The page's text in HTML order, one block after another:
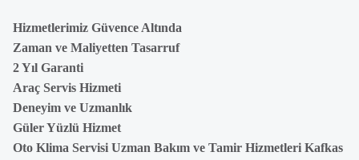
Hizmetlerimiz Güvence Altında
Zaman ve Maliyetten Tasarruf
2 Yıl Garanti
Araç Servis Hizmeti
Deneyim ve Uzmanlık
Güler Yüzlü Hizmet
Oto Klima Servisi Uzman Bakım ve Tamir Hizmetleri Kafkas